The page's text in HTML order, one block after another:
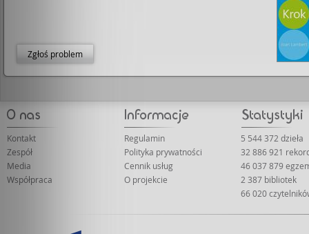
Zgłoś problem
Kontakt
Zespół
Media
Współpraca
Regulamin
Polityka prywatności
Cennik usług
O projekcie
5 544 372 dzieła
32 886 921
46 037 879
2 387 bibliotek
66 020